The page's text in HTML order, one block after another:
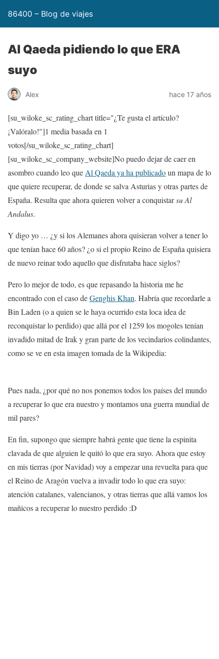
86400 – Blog de viajes
Al Qaeda pidiendo lo que ERA
suyo
Alex hace 17 años
[su_wiloke_sc_rating_chart title="¿Te gusta el artículo?
¡Valóralo!"]1 media basada en 1
votos[/su_wiloke_sc_rating_chart]
[su_wiloke_sc_company_website]No puedo dejar de caer en
asombro cuando leo que Al Qaeda ya ha publicadoun mapa de lo
que quiere recuperar, de donde se salva Asturias y otras partes de
España. Resulta que ahora quieren volver a conquistarsu Al
Andalus.
Y digo yo … ¿y si los Alemanes ahora quisieran volver a tener lo
que tenían hace 60 años? ¿o si el propio Reino de España quisiera
de nuevo reinar todo aquello que disfrutaba hace siglos?
Pero lo mejor de todo, es que repasando la historia me he
encontrado con el caso deGenghis Khan. Habría que recordarle a
Bin Laden (o a quien se le haya ocurrido esta loca idea de
reconquistar lo perdido) que allá por el 1259 los mogoles tenían
invadido mitad de Irak y gran parte de los vecindarios colindantes,
como se ve en esta imagen tomada de la Wikipedia:
Pues nada, ¿por qué no nos ponemos todos los países del mundo
a recuperar lo que era nuestro y montamos una guerra mundial de
mil pares?
En fin, supongo que siempre habrá gente que tiene la espinita
clavada de que alguien le quitó lo que era suyo. Ahora que estoy
en mis tierras (por Navidad) voy a empezar una revuelta para que
el Reino de Aragón vuelva a invadir todo lo que era suyo:
atención catalanes, valencianos, y otras tierras que allá vamos los
mañicos a recuperar lo nuestro perdido :D